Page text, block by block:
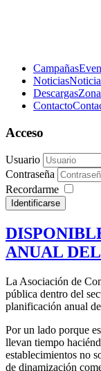
Campañas
Noticias
Descargas
Contacto
Acceso
Usuario
Contraseña
Recordarme
Identificarse
ANUAL DEL
La Asociación de
pública dentro del
planificación anual
Por un lado porque
llevan tiempo
establecimientos no
de dinamización